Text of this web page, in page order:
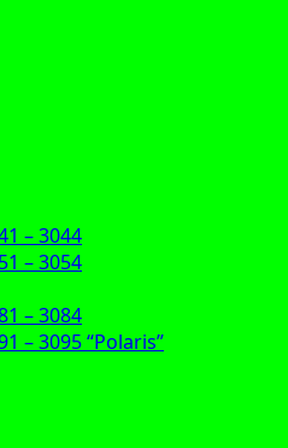
– 3044
– 3054
– 3084
– 3095 “Polaris”